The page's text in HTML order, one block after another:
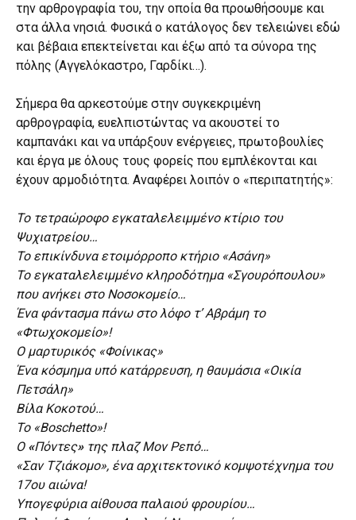
την αρθρογραφία του, την οποία θα προωθήσουμε και
στα άλλα νησιά. Φυσικά ο κατάλογος δεν τελειώνει εδώ
και βέβαια επεκτείνεται και έξω από τα σύνορα της
πόλης (Αγγελόκαστρο, Γαρδίκι…).
Σήμερα θα αρκεστούμε στην συγκεκριμένη
αρθρογραφία, ευελπιστώντας να ακουστεί το
καμπανάκι και να υπάρξουν ενέργειες, πρωτοβουλίες
και έργα με όλους τους φορείς που εμπλέκονται και
έχουν αρμοδιότητα. Αναφέρει λοιπόν ο «περιπατητής»:
Το τετραώροφο εγκαταλελειμμένο κτίριο του
Ψυχιατρείου…
Το επικίνδυνα ετοιμόρροπο κτήριο «Ασάνη»
Το εγκαταλελειμμένο κληροδότημα «Σγουρόπουλου»
που ανήκει στο Νοσοκομείο…
Ένα φάντασμα πάνω στο λόφο τ’ Αβράμη το
«Φτωχοκομείο»!
Ο μαρτυρικός «Φοίνικας»
Ένα κόσμημα υπό κατάρρευση, η θαυμάσια «Οικία
Πετσάλη»
Βίλα Κοκοτού…
Το «Boschetto»!
Ο «Πόντες»της πλαζ Μον Ρεπό…
«Σαν Τζιάκομο», ένα αρχιτεκτονικό κομψοτέχνημα του
17ου αιώνα!
Υπογεφύρια αίθουσα παλαιού φρουρίου…